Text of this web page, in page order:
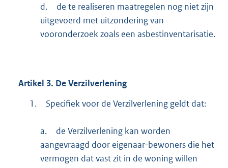
d.
de te realiseren maatregelen nog niet zijn
uitgevoerd met uitzondering van
vooronderzoek zoals een asbestinventarisatie.
Artikel 3. De Verzilverlening
1.
Specifiek voor de Verzilverlening geldt dat:
a.
de Verzilverlening kan worden
aangevraagd door eigenaar-bewoners die het
vermogen dat vast zit in de woning willen